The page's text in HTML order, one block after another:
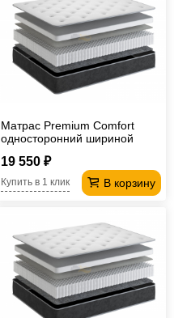
Матрас Premium Comfort
односторонний шириной
19 550 ₽
В корзину
Купить в 1 клик